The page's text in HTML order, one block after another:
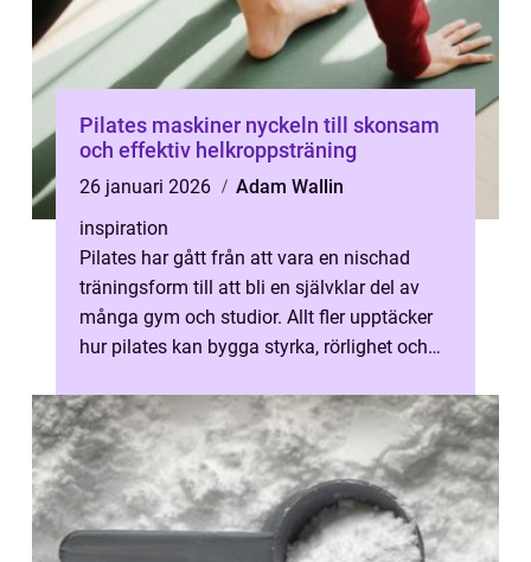
Pilates maskiner nyckeln till skonsam
och effektiv helkroppsträning
26 januari 2026
Adam Wallin
inspiration
Pilates har gått från att vara en nischad
träningsform till att bli en självklar del av
många gym och studior. Allt fler upptäcker
hur pilates kan bygga styrka, rörlighet och